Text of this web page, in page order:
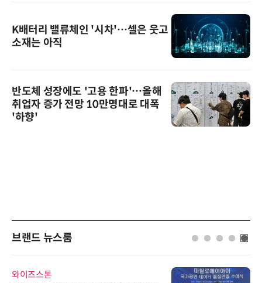
K배터리 밸류체인 '시차'…셀은 웃고
소재는 아직
반도체 성장에도 '고용 한파'…올해
취업자 증가 전망 10만명대로 대폭
'하향'
브랜드 뉴스룸
와이즈스톤